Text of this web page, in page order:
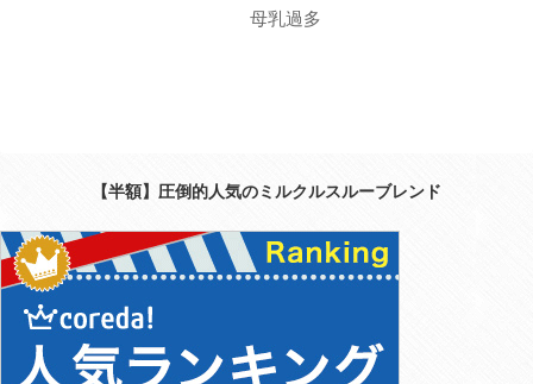
母乳過多
【半額】圧倒的人気のミルクルスルーブレンド